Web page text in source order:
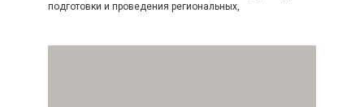
подготовки и проведения региональных,